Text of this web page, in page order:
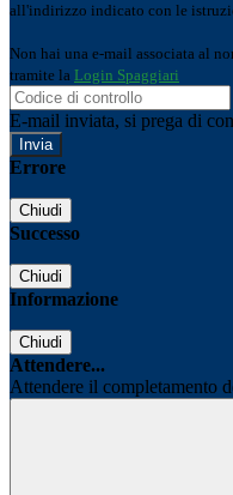
all'indirizzo indicato con le
Non hai una e-mail associata al
tramite la Login Spaggiari
E-mail inviata, si prega di
Errore
Chiudi
Successo
Chiudi
Informazione
Chiudi
Attendere...
Attendere il completamento